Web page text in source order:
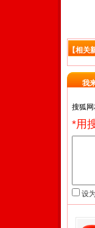
【相关
我
*用
设